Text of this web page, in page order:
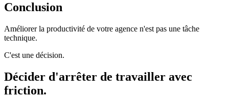
Conclusion
Améliorer la productivité de votre agence n'est pas une tâche
technique.
C'est une décision.
Décider d'arrêter de travailler avec
friction.